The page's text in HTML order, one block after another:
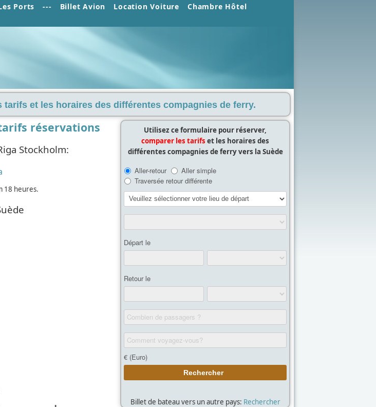
Ports --- Billet Avion Location Voiture
Chambre Hôtel
et les horaires des différentes compagnies de ferry.
réservations
Stockholm:
18 heures.
Utilisez ce formulaire pour réserver,
comparer les tarifs et les horaires des
différentes compagnies de ferry vers la Suède
Billet de bateau vers un autre pays: Rechercher